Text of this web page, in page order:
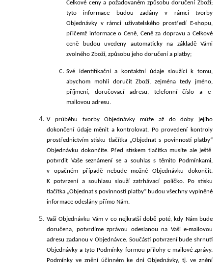
Celkové ceny a požadovaném způsobu doručení Zboží;
tyto informace budou zadány v rámci tvorby
Objednávky v rámci uživatelského prostředí E-shopu,
přičemž informace o Ceně, Ceně za dopravu a Celkové
ceně budou uvedeny automaticky na základě Vámi
zvolného Zboží, způsobu jeho doručení a platby;
Své identifikační a kontaktní údaje sloužící k tomu,
abychom mohli doručit Zboží, zejména tedy jméno,
příjmení, doručovací adresu, telefonní číslo a e-
mailovou adresu.
V průběhu tvorby Objednávky může až do doby jejího
dokončení údaje měnit a kontrolovat. Po provedení kontroly
prostřednictvím stisku tlačítka „Objednat s povinností platby“
Objednávku dokončíte. Před stiskem tlačítka musíte ale ještě
potvrdit Vaše seznámení se a souhlas s těmito Podmínkami,
v opačném případě nebude možné Objednávku dokončit.
Kpotvrzení a souhlasu slouží zatrhávací políčko. Po stisku
tlačítka „Objednat s povinností platby“ budou všechny vyplněné
informace odeslány přímo Nám.
Vaši Objednávku Vám v co nejkratší době poté, kdy Nám bude
doručena, potvrdíme zprávou odeslanou na Vaši e-mailovou
adresu zadanou v Objednávce. Součástí potvrzení bude shrnutí
Objednávky a tyto Podmínky formou přílohy e-mailové zprávy.
Podmínky ve znění účinném ke dni Objednávky, tj. ve znění